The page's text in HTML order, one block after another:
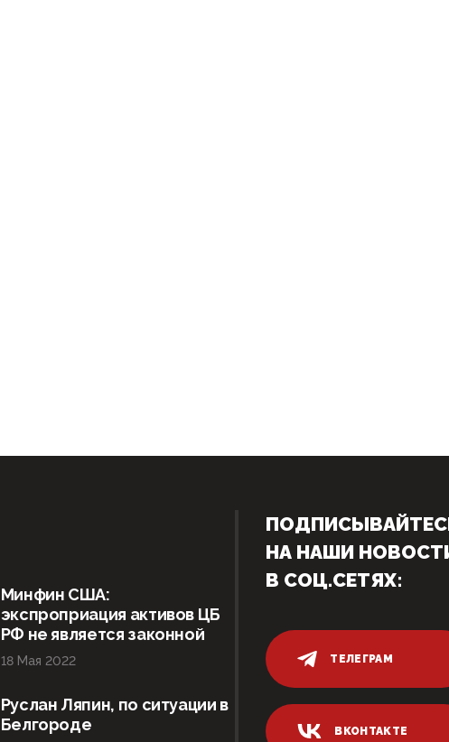
Минфин США:
экспроприация активов ЦБ
РФ не является законной
18 Мая 2022
Руслан Ляпин, по ситуации в
Белгороде
НА НАШИ
В СОЦ.СЕТЯХ:
ТЕЛЕГРАМ
ВКОНТАКТЕ